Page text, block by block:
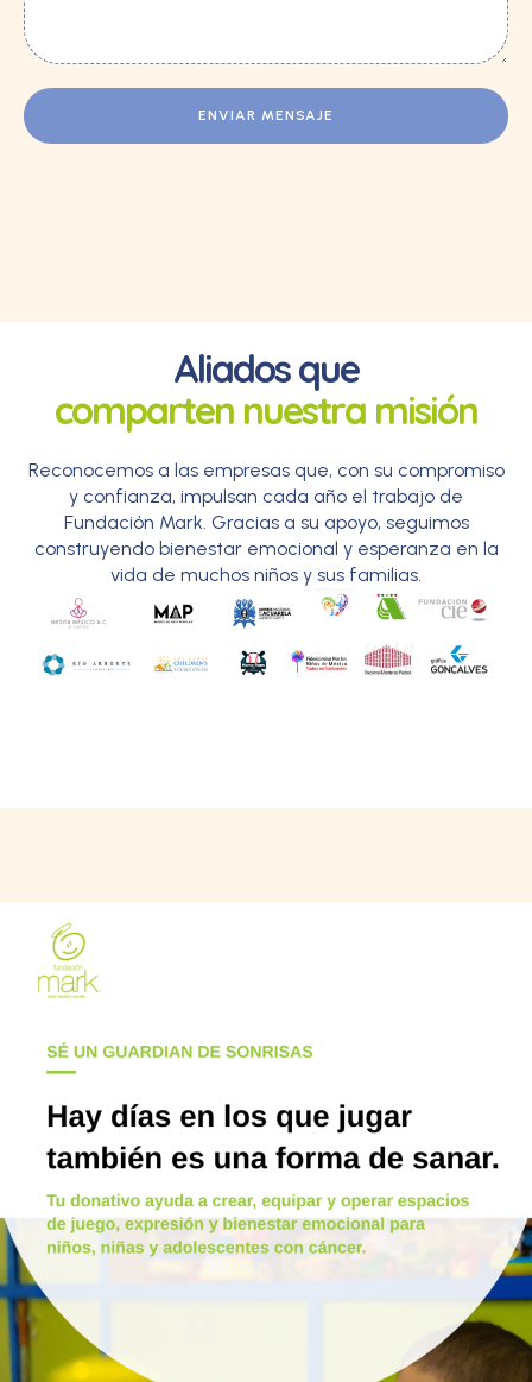
ENVIAR MENSAJE
Aliados que
comparten nuestra misión
Reconocemos a las empresas que, con su compromiso
y confianza, impulsan cada año el trabajo de
Fundación Mark. Gracias a su apoyo, seguimos
construyendo bienestar emocional y esperanza en la
vida de muchos niños y sus familias.